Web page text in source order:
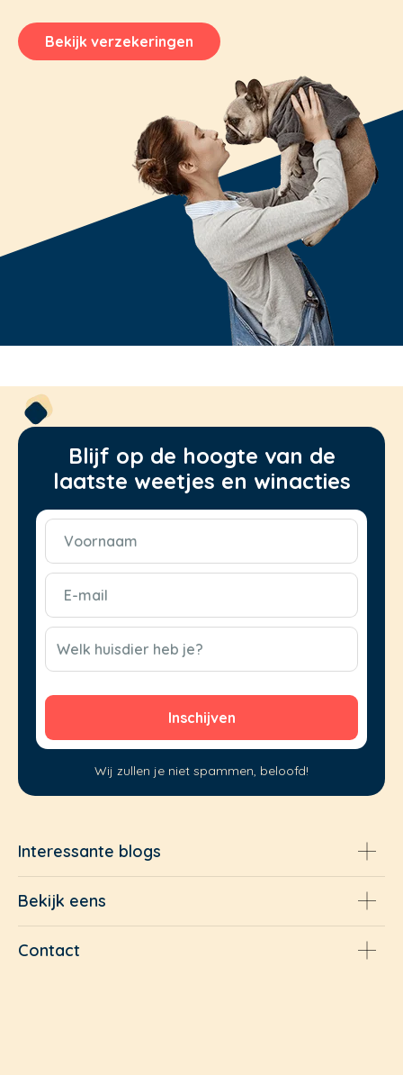
Bekijk verzekeringen
Blijf op de hoogte van de
laatste weetjes en winacties
Voornaam
(Vereist)
E-
mail
(Vereist)
CAPTCHA
Welk huisdier heb je?
Wij zullen je niet spammen, beloofd!
Interessante blogs
Bekijk eens
Contact